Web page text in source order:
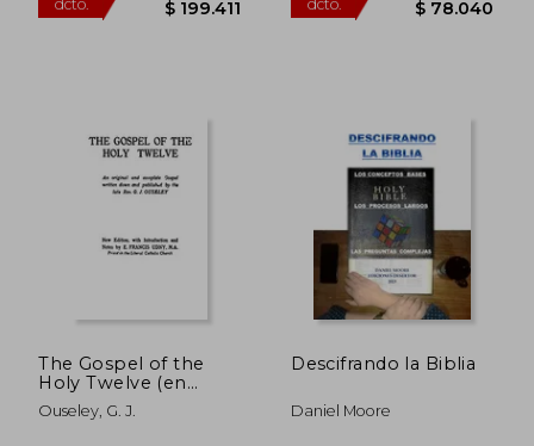
45% 45%
dcto.
The Gospel of the
Holy Twelve (en
Inglés)
Ouseley, G. J.
Descifrando la Biblia
Daniel Moore